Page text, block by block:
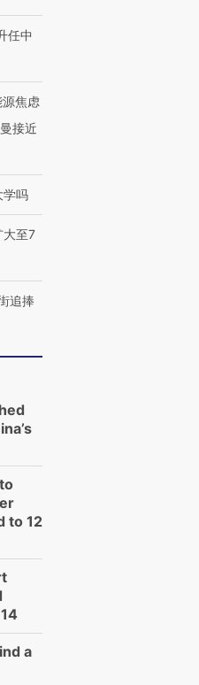
任中
焦虑
接近
学吗
大至7
追捧
to 12
a